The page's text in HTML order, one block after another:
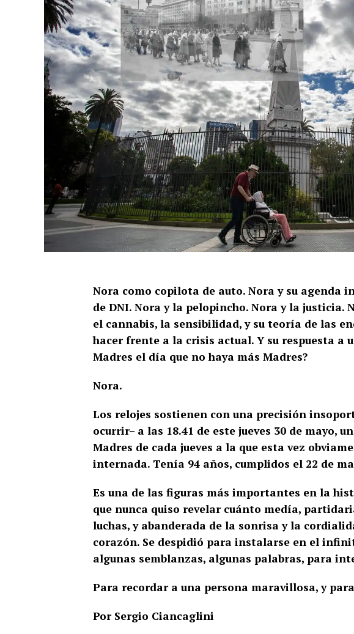
Nora como copilota de auto. Nora y su agenda
de DNI. Nora y la pelopincho. Nora y la
el cannabis, la sensibilidad, y su teoría de las
hacer frente a la crisis actual. Y su respuesta a
Madres el día que no haya más Madres?
Nora.
Los relojes sostienen con una precisión
ocurrir– a las 18.41 de este jueves 30 de mayo,
Madres de cada jueves a la que esta vez
internada. Tenía 94 años, cumplidos el 22 de
Es una de las figuras más importantes en la
que nunca quiso revelar cuánto medía,
luchas, y abanderada de la sonrisa y la
corazón. Se despidió para instalarse en el
algunas semblanzas, algunas palabras, para
Para recordar a una persona maravillosa, y
Por Sergio Ciancaglini